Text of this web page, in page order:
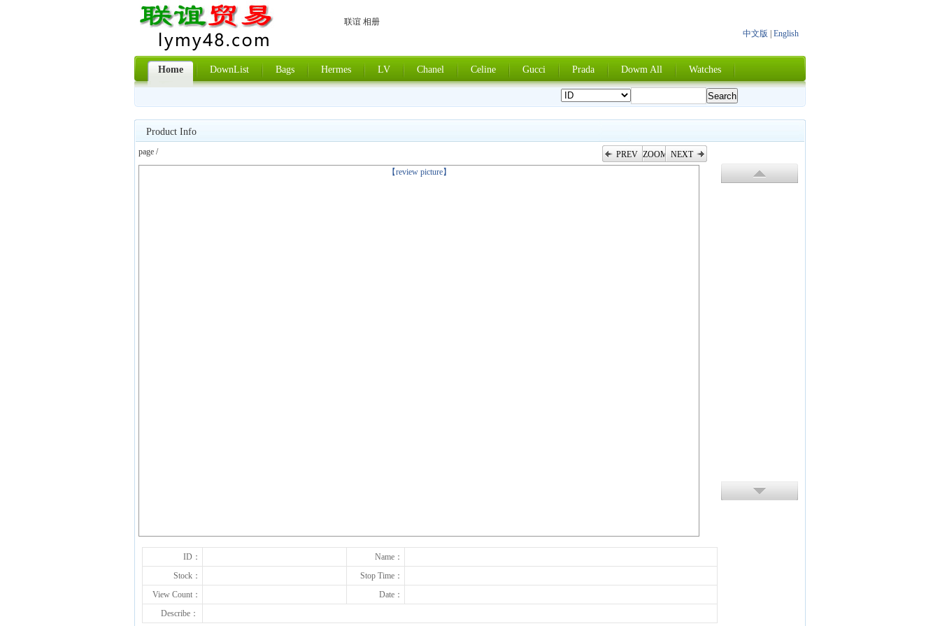
联谊 相册
中文版
English
Home DownList Bags Hermes LV Chanel Celine Gucci Prada Dowm All Watches
Product Info
page / PREV ZOOM NEXT
【review picture】
上一张
ID：
Name：
Stock：
Stop Time：
View Count：
Date：
Describe：